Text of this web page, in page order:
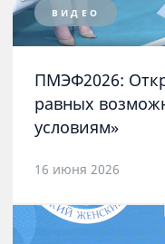
ВИДЕО
ПМЭФ2026:
равных
условиям»
16 июня 2026